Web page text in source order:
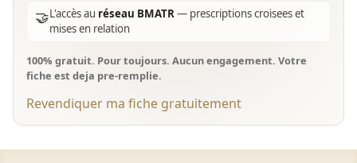
🤝L'accès au réseau BMATR— prescriptions croisees et
mises en relation
100% gratuit. Pour toujours. Aucun engagement. Votre
fiche est deja pre-remplie.
Revendiquer ma fiche gratuitement